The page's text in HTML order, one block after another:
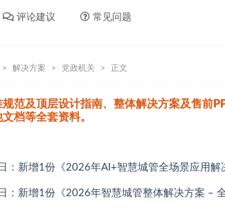
评论建议 常见问题
解决方案 党政机关 正文
范及顶层设计指南、整体解决方案及售前
档等全套资料。
：新增1份《2026年AI+智慧城管全场景应用解
：新增1份《2026年智慧城管整体解决方案 –